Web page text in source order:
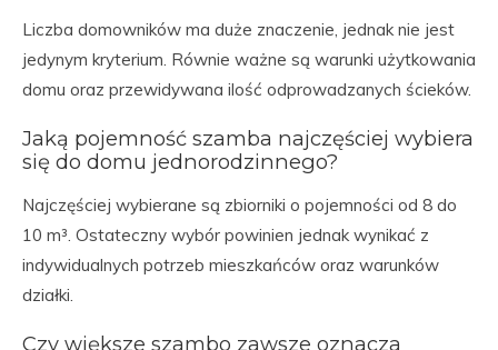
Liczba domowników ma duże znaczenie, jednak nie jest
jedynym kryterium. Równie ważne są warunki użytkowania
domu oraz przewidywana ilość odprowadzanych ścieków.
Jaką pojemność szamba najczęściej wybiera
się do domu jednorodzinnego?
Najczęściej wybierane są zbiorniki o pojemności od 8 do
10 m³. Ostateczny wybór powinien jednak wynikać z
indywidualnych potrzeb mieszkańców oraz warunków
działki.
Czy większe szambo zawsze oznacza